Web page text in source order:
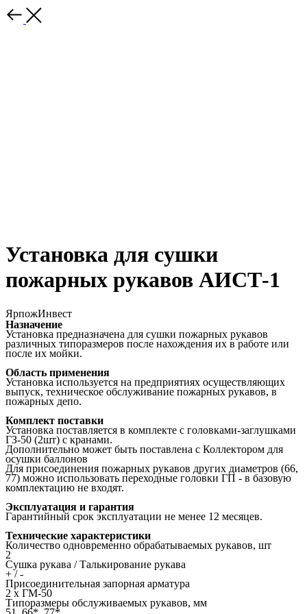
Установка для сушки
пожарных рукавов АИСТ-1
ЯрпожИнвест
Назначение
Установка предназначена для сушки пожарных рукавов
различных типоразмеров после нахождения их в работе или
после их мойки.
Область применения
Установка используется на предприятиях осуществляющих
выпуск, техническое обслуживание пожарных рукавов, в
пожарных депо.
Комплект поставки
Установка поставляется в комплекте с головками-заглушками
ГЗ-50 (2шт) с кранами.
Дополнительно может быть поставлена с Коллектором для
осушки баллонов
Для присоединения пожарных рукавов других диаметров (66,
77) можно использовать переходные головки ГП - в базовую
комплектацию не входят.
Эксплуатация и гарантия
Гарантийный срок эксплуатации не менее 12 месяцев.
Технические характеристики
Количество одновременно обрабатываемых рукавов, шт
2
Сушка рукава / Талькирование рукава
+ / -
Присоединительная запорная арматура
2 х ГМ-50
Типоразмеры обслуживаемых рукавов, мм